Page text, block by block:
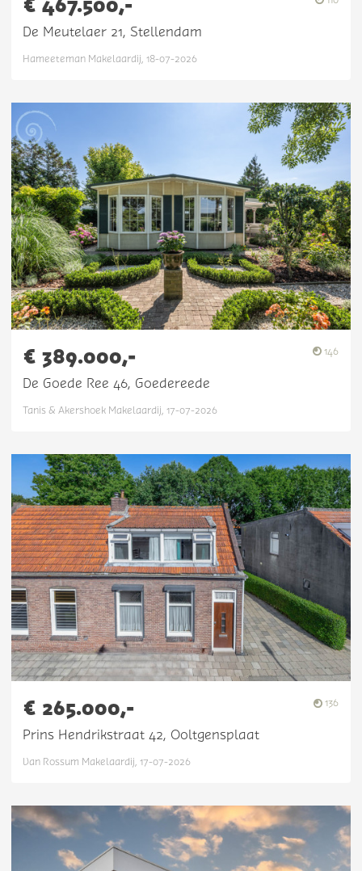
De Meutelaer 21, Stellendam
Hameeteman Makelaardij, 18-07-2026
€ 389.000,- 146
De Goede Ree 46, Goedereede
Tanis & Akershoek Makelaardij, 17-07-2026
€ 265.000,- 136
Prins Hendrikstraat 42, Ooltgensplaat
Van Rossum Makelaardij, 17-07-2026